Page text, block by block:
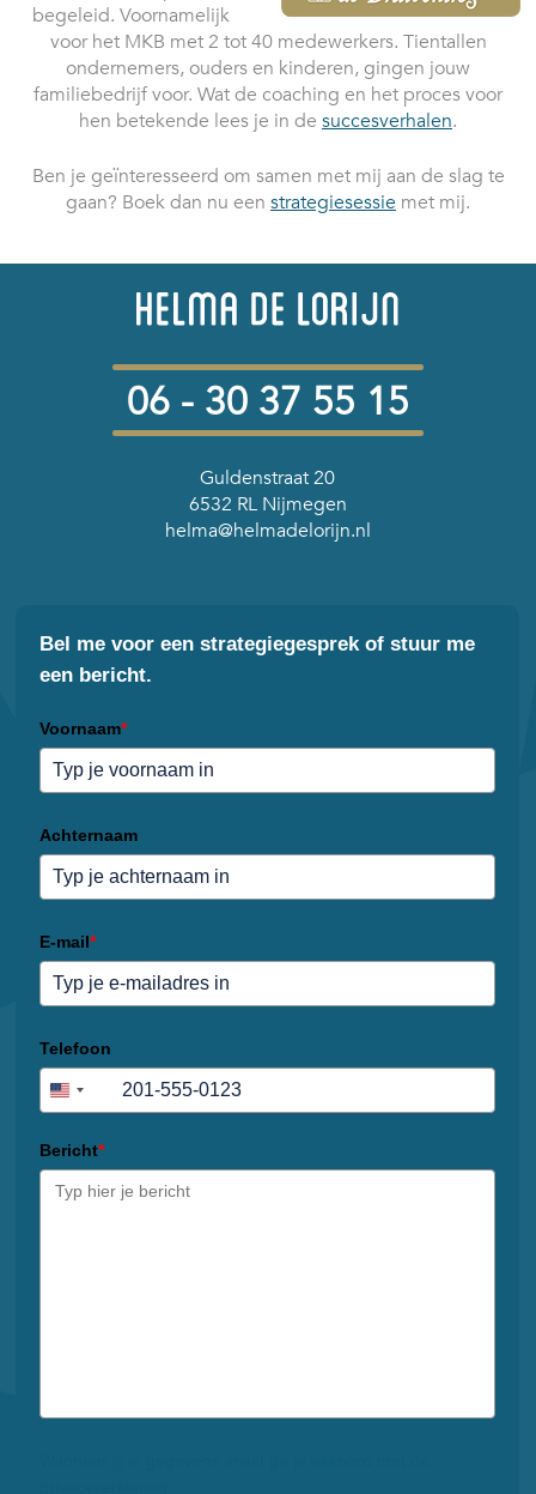
begeleid. Voornamelijk
voor het MKB met 2 tot 40 medewerkers. Tientallen
ondernemers, ouders en kinderen, gingen jouw
familiebedrijf voor. Wat de coaching en het proces voor
hen betekende lees je in de succesverhalen.
Ben je geïnteresseerd om samen met mij aan de slag te
gaan? Boek dan nu een strategiesessie met mij.
06 - 30 37 55 15
Guldenstraat 20
6532 RL Nijmegen
helma@helmadelorijn.nl
Bel me voor een strategiegesprek of stuur me
een bericht.
Voornaam*
Achternaam
E-mail*
Telefoon
united
+1
Bericht*